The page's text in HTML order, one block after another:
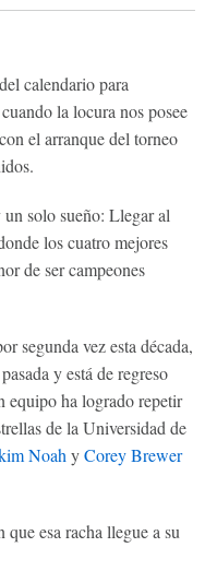
calendario para
la locura nos posee
el arranque del torneo
solo sueño: Llegar al
los cuatro mejores
de ser campeones
segunda vez esta década,
y está de regreso
equipo ha logrado repetir
de la Universidad de
Noah yCorey Brewer
esa racha llegue a su